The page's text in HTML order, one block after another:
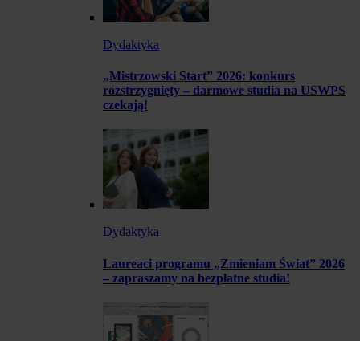
Dydaktyka
„Mistrzowski Start” 2026: konkurs
rozstrzygnięty – darmowe studia na USWPS
czekają!
Dydaktyka
Laureaci programu „Zmieniam Świat” 2026
– zapraszamy na bezpłatne studia!